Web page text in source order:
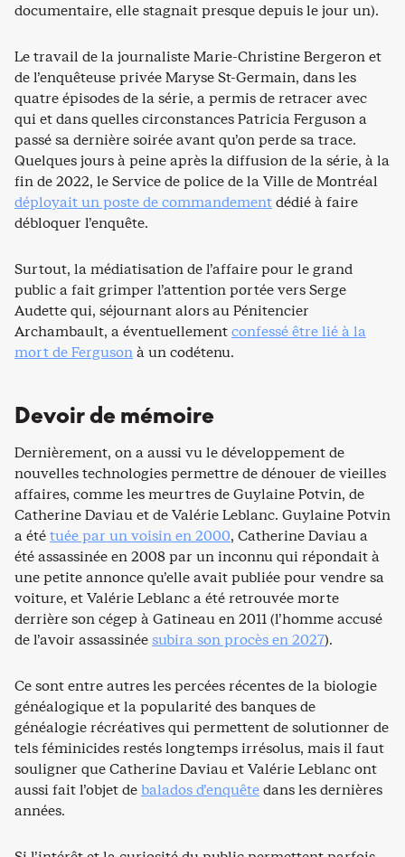
documentaire, elle stagnait presque depuis le jour un).
Le travail de la journaliste Marie-Christine Bergeron et
de l’enquêteuse privée Maryse St-Germain, dans les
quatre épisodes de la série, a permis de retracer avec
qui et dans quelles circonstances Patricia Ferguson a
passé sa dernière soirée avant qu’on perde sa trace.
Quelques jours à peine après la diffusion de la série, à la
fin de 2022, le Service de police de la Ville de Montréal
déployait un poste de commandementdédié à faire
débloquer l’enquête.
Surtout, la médiatisation de l’affaire pour le grand
public a fait grimper l’attention portée vers Serge
Audette qui, séjournant alors au Pénitencier
Archambault, a éventuellementconfessé être lié à la
mort de Fergusonà un codétenu.
Devoir de mémoire
Dernièrement, on a aussi vu le développement de
nouvelles technologies permettre de dénouer de vieilles
affaires, comme les meurtres de Guylaine Potvin, de
Catherine Daviau et de Valérie Leblanc. Guylaine Potvin
a ététuée par un voisin en 2000, Catherine Daviau a
été assassinée en 2008 par un inconnu qui répondait à
une petite annonce qu’elle avait publiée pour vendre sa
voiture, et Valérie Leblanc a été retrouvée morte
derrière son cégep à Gatineau en 2011 (l’homme accusé
de l’avoir assassinéesubira son procès en 2027).
Ce sont entre autres les percées récentes de la biologie
généalogique et la popularité des banques de
généalogie récréatives qui permettent de solutionner de
tels féminicides restés longtemps irrésolus, mais il faut
souligner que Catherine Daviau et Valérie Leblanc ont
aussi fait l’objet debalados d’enquêtedans les dernières
années.